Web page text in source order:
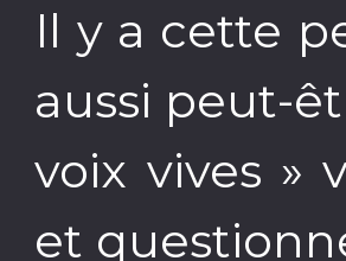
Il y a cette
aussi peut-
voix vives »
et